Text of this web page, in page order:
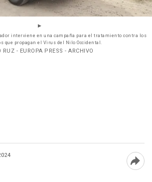
interviene en una campaña para el tratamiento contra los
que propagan el Virus del Nilo Occidental.
RUZ - EUROPA PRESS - ARCHIVO